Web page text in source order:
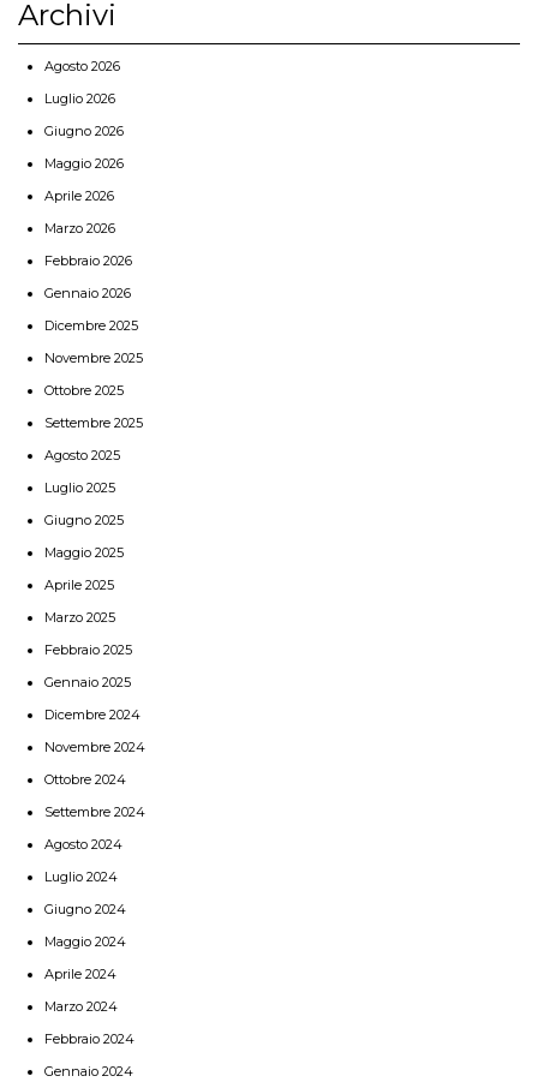
Archivi
Agosto 2026
Luglio 2026
Giugno 2026
Maggio 2026
Aprile 2026
Marzo 2026
Febbraio 2026
Gennaio 2026
Dicembre 2025
Novembre 2025
Ottobre 2025
Settembre 2025
Agosto 2025
Luglio 2025
Giugno 2025
Maggio 2025
Aprile 2025
Marzo 2025
Febbraio 2025
Gennaio 2025
Dicembre 2024
Novembre 2024
Ottobre 2024
Settembre 2024
Agosto 2024
Luglio 2024
Giugno 2024
Maggio 2024
Aprile 2024
Marzo 2024
Febbraio 2024
Gennaio 2024